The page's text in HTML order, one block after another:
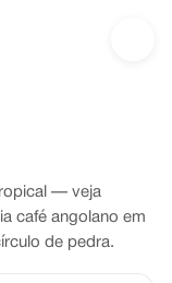
— veja
café angolano em
de pedra.